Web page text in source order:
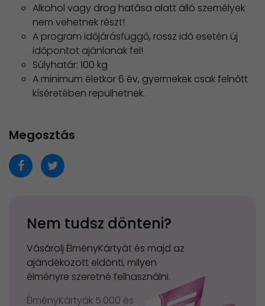
Alkohol vagy drog hatása alatt álló személyek
nem vehetnek részt!
A program időjárásfüggő, rossz idő esetén új
időpontot ajánlanak fel!
Súlyhatár: 100 kg
A minimum életkor 6 év, gyermekek csak felnőtt
kíséretében repülhetnek.
Megosztás
Nem tudsz dönteni?
Vásárolj ÉlményKártyát és majd az
ajándékozott eldönti, milyen
élményre szeretné felhasználni.
ÉlményKártyák 5.000 és